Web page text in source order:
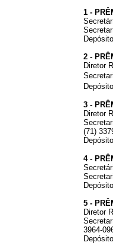
1 -
2 -
Diretor
3 -
Diretor
(71)
4 -
5 -
Diretor
3964-